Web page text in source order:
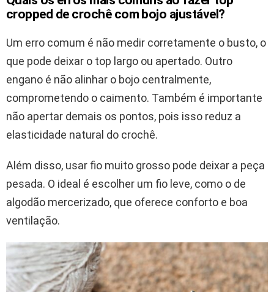
cropped de crochê com bojo ajustável?
Um erro comum é não medir corretamente o busto, o
que pode deixar o top largo ou apertado. Outro
engano é não alinhar o bojo centralmente,
comprometendo o caimento. Também é importante
não apertar demais os pontos, pois isso reduz a
elasticidade natural do crochê.
Além disso, usar fio muito grosso pode deixar a peça
pesada. O ideal é escolher um fio leve, como o de
algodão mercerizado, que oferece conforto e boa
ventilação.